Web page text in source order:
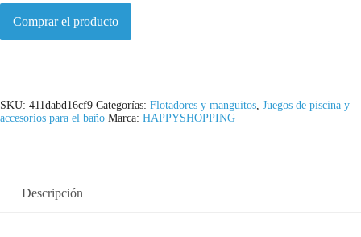
Comprar el producto
SKU: 411dabd16cf9 Categorías: Flotadores y manguitos, Juegos de piscina y
accesorios para el baño Marca: HAPPYSHOPPING
Descripción